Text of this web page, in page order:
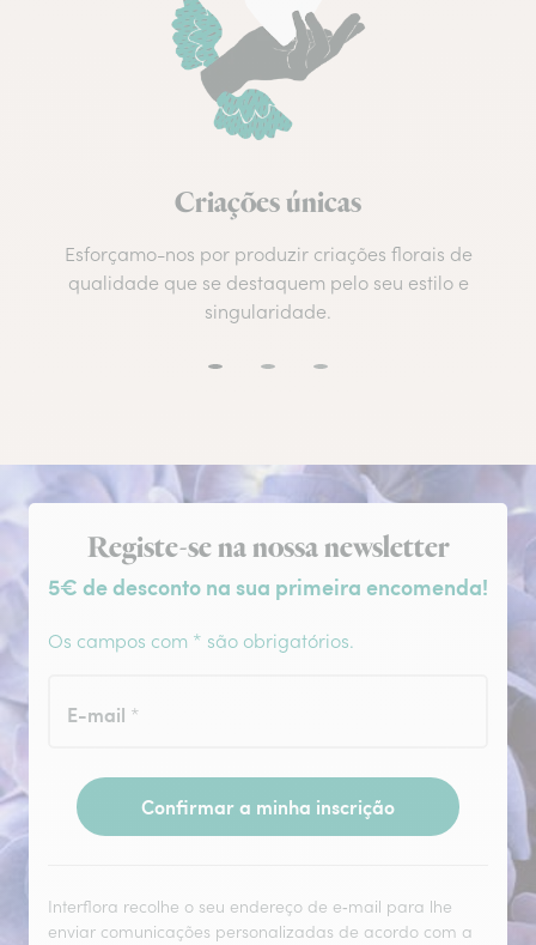
Criações únicas
Esforçamo-nos por produzir criações florais de
qualidade que se destaquem pelo seu estilo e
singularidade.
Subscrição da newsletter
Registe-se na nossa newsletter
5€ de desconto na sua primeira encomenda!
Os campos com * são obrigatórios.
E-mail *
Confirmar a minha inscrição
Interflora recolhe o seu endereço de e‑mail para lhe
enviar comunicações personalizadas de acordo com a